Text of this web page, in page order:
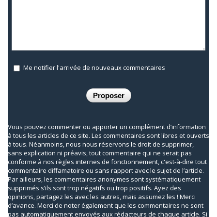
Me notifier l'arrivée de nouveaux commentaires
Vous pouvez commenter ou apporter un complément d’information
à tous les articles de ce site. Les commentaires sont libres et ouverts
à tous. Néanmoins, nous nous réservons le droit de supprimer,
sans explication ni préavis, tout commentaire qui ne serait pas
conforme à nos règles internes de fonctionnement, c'est-à-dire tout
commentaire diffamatoire ou sans rapport avec le sujet de l’article.
Par ailleurs, les commentaires anonymes sont systématiquement
supprimés s’ils sont trop négatifs ou trop positifs. Ayez des
opinions, partagez les avec les autres, mais assumez les ! Merci
d’avance. Merci de noter également que les commentaires ne sont
pas automatiquement envoyés aux rédacteurs de chaque article. Si